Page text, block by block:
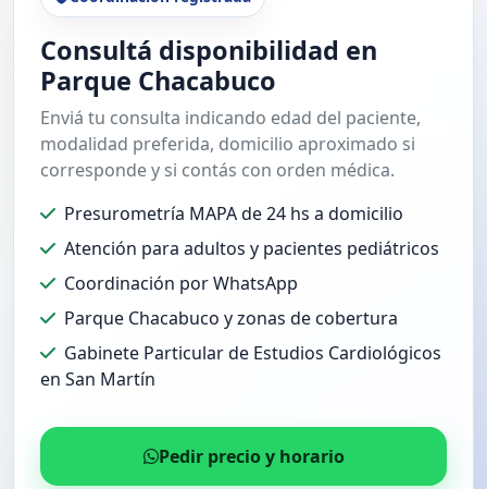
Consultá disponibilidad en
Parque Chacabuco
Enviá tu consulta indicando edad del paciente,
modalidad preferida, domicilio aproximado si
corresponde y si contás con orden médica.
Presurometría MAPA de 24 hs a domicilio
Atención para adultos y pacientes pediátricos
Coordinación por WhatsApp
Parque Chacabuco y zonas de cobertura
Gabinete Particular de Estudios Cardiológicos
en San Martín
Pedir precio y horario